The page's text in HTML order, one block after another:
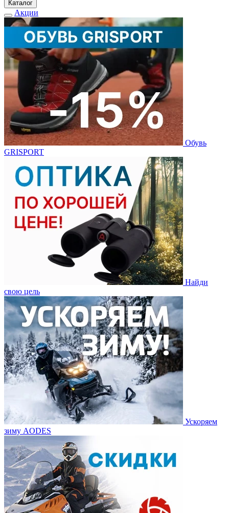
Каталог
Акции
Обувь
GRISPORT
Найди
свою цель
Ускоряем
зиму AODES